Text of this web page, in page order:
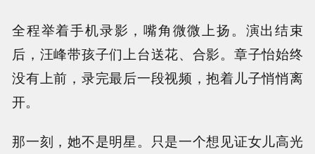
全程举着手机录影，嘴角微微上扬。演出结束
后，汪峰带孩子们上台送花、合影。章子怡始终
没有上前，录完最后一段视频，抱着儿子悄悄离
开。
那一刻，她不是明星。只是一个想见证女儿高光